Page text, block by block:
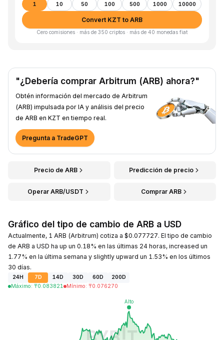
1 10 50 100 500 1000 10000
Convert KZT to ARB
Cero comisiones · más de 350 criptos · más de 40 monedas fiat
"¿Debería comprar Arbitrum (ARB) ahora?"
Obtén información del mercado de Arbitrum
(ARB) impulsada por IA y análisis del precio
de ARB en KZT en tiempo real.
Pregunta a TradeGPT
Precio de ARB Predicción de precio
Operar ARB/USDT Comprar ARB
Gráfico del tipo de cambio de ARB a USD
Actualmente, 1 ARB (Arbitrum) cotiza a $0.077727. El tipo de cambio
de ARB a USD ha up un 0.18% en las últimas 24 horas, increased un
1.77% en la última semana y slightly upward un 1.53% en los últimos
30 días.
24H 7D 14D 30D 60D
200D
Máximo: ₸0.083821 Mínimo: ₸0.076270